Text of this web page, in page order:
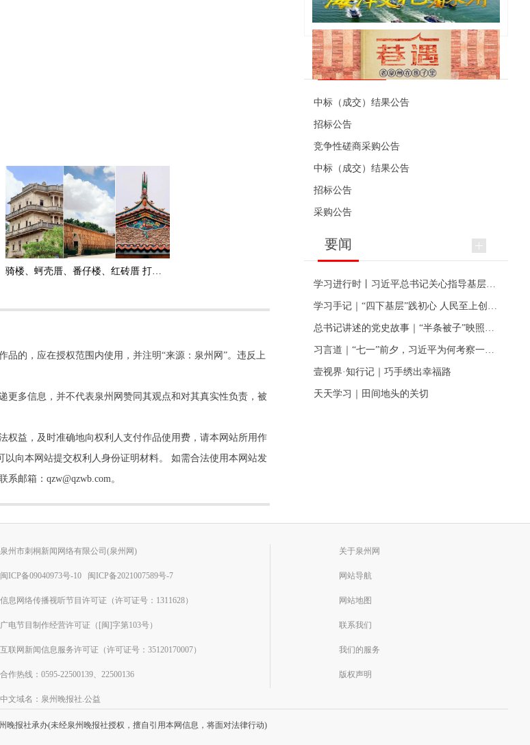
骑楼、蚵壳厝、番仔楼、红砖厝 打卡泉州建筑 寻找隐藏“彩蛋”
的，应在授权范围内使用，并注明“来源：泉州网”。违反上
多信息，并不代表泉州网赞同其观点和对其真实性负责，被
益，及时准确地向权利人支付作品使用费，请本网站所用作
向本网站提交权利人身份证明材料。 如需合法使用本网站发
邮箱：qzw@qzwb.com。
便民资讯
中标（成交）结果公告
招标公告
竞争性磋商采购公告
中标（成交）结果公告
招标公告
采购公告
要闻
壹视界·知行记｜巧手绣出幸福路
天天学习｜田间地头的关切
泉州市刺桐新闻网络有限公司(泉州网)
闽ICP备09040973号-10 闽ICP备2021007589号-7
信息网络传播视听节目许可证（许可证号：1311628）
广电节目制作经营许可证（[闽]字第103号）
互联网新闻信息服务许可证（许可证号：35120170007）
合作热线：0595-22500139、22500136
中文域名：泉州晚报社.公益
关于泉州网
网站导航
网站地图
联系我们
我们的服务
版权声明
晚报社承办(未经泉州晚报社授权，擅自引用本网信息，将面对法律行动)